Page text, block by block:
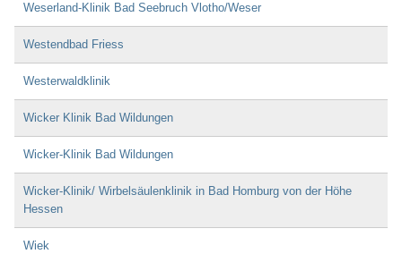
Weserland-Klinik Bad Seebruch Vlotho/Weser
Westendbad Friess
Westerwaldklinik
Wicker Klinik Bad Wildungen
Wicker-Klinik Bad Wildungen
Wicker-Klinik/ Wirbelsäulenklinik in Bad Homburg von der Höhe
Hessen
Wiek